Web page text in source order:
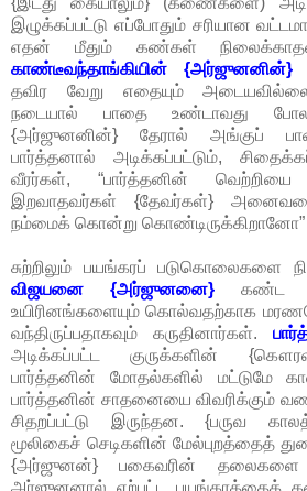
இழுக்கப்பட்டு எப்போதும் சரியான
எதன் மீதும் கண்கள்
காண்டீவந்தாங்கியின் {அர்ஜுனனின்}
தவிர வேறு எதையும்
நடையால் பாதை உண்டாவது
{அர்ஜுனனின்} தேரால் அங்குப்
பார்த்தனால் அடிக்கப்பட்டும்,
வீரர்கள், “பார்த்தனின் வெற்றியை
இறவாதவர்கள் {தேவர்கள்}
நம்மைக் கொன்று
சுற்றிலும் பயங்கரப் படுகொலைகளை
விஜயனை {அர்ஜுனனை} கண்ட
உயிரினங்களையும் கொல்வதற்காக
வந்திருப்பதாகவும் கருதினார்கள்.
அடிக்கப்பட்ட குருக்களின்
பார்த்தனின் மோதல்களில் மட்டுமே
பார்த்தனின் சாதனையை விவரிக்கும்
சிதறப்பட்டு இருந்தன. {பருவ
மூலிகைச் செடிகளின் மேல்புறத்தைத்
{அர்ஜுனன்} பகைவரின் தலைகளை
அர்ஜுனனால் ஏற்பட்ட பயங்கரத்தைக்